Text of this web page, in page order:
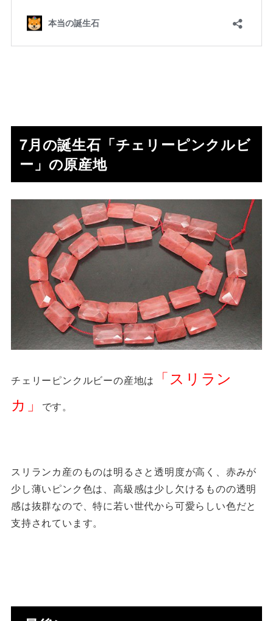
7月の誕生石「チェリーピンクルビ
ー」の原産地
チェリーピンクルビーの産地は
「スリラン
カ」
です。
スリランカ産のものは明るさと透明度が高く、赤みが
少し薄いピンク色は、高級感は少し欠けるものの透明
感は抜群なので、特に若い世代から可愛らしい色だと
支持されています。